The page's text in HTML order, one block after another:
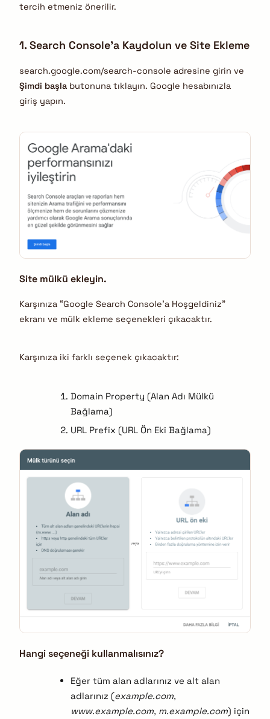
tercih etmeniz önerilir.
1. Search Console’a Kaydolun ve Site Ekleme
search.google.com/search-console adresine girin ve
Şimdi başla butonuna tıklayın. Google hesabınızla
giriş yapın.
Site mülkü ekleyin.
Karşınıza “Google Search Console’a Hoşgeldiniz”
ekranı ve mülk ekleme seçenekleri çıkacaktır.
Karşınıza iki farklı seçenek çıkacaktır:
Domain Property (Alan Adı Mülkü
Bağlama)
URL Prefix (URL Ön Eki Bağlama)
Hangi seçeneği kullanmalısınız?
Eğer tüm alan adlarınız ve alt alan
adlarınız (example.com,
www.example.com, m.example.com) için